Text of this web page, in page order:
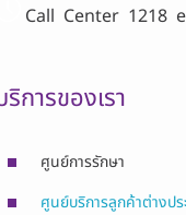
Call Center 1218
การของเรา
ศูนย์การรักษา
ศูนย์บริการลูกค้าต่างปร